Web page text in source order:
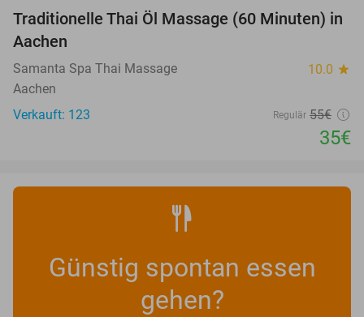
36%
Traditionelle Thai Öl Massage (60 Minuten) in
Aachen
Samanta Spa Thai Massage 10.0 star
Aachen
Verkauft: 123
Regulär 55€
35€
Günstig spontan essen
gehen?